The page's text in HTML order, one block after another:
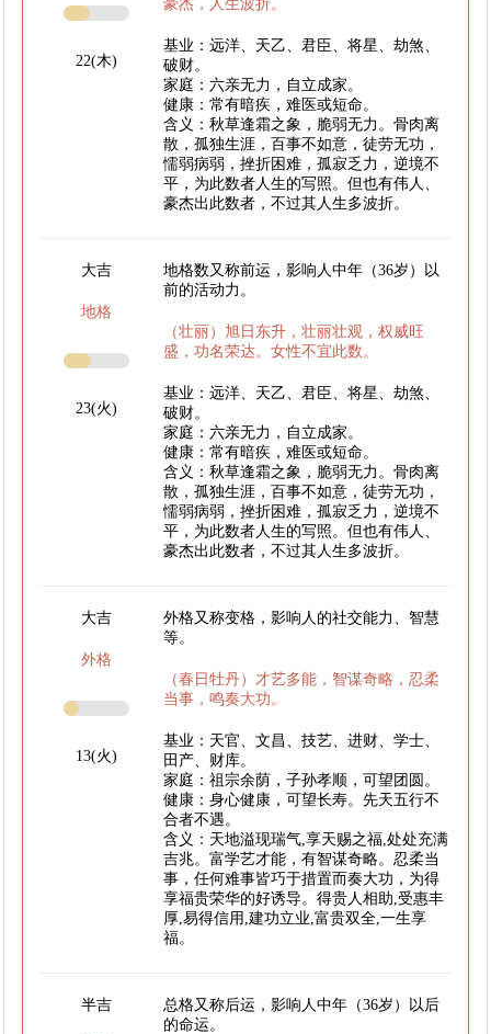
22(木)
豪杰，人生波折。
基业：远洋、天乙、君臣、将星、劫煞、
破财。
家庭：六亲无力，自立成家。
健康：常有暗疾，难医或短命。
含义：秋草逢霜之象，脆弱无力。骨肉离
散，孤独生涯，百事不如意，徒劳无功，
懦弱病弱，挫折困难，孤寂乏力，逆境不
平，为此数者人生的写照。但也有伟人、
豪杰出此数者，不过其人生多波折。
大吉
地格
23(火)
地格数又称前运，影响人中年（36岁）以
前的活动力。
（壮丽）旭日东升，壮丽壮观，权威旺
盛，功名荣达。女性不宜此数。
基业：远洋、天乙、君臣、将星、劫煞、
破财。
家庭：六亲无力，自立成家。
健康：常有暗疾，难医或短命。
含义：秋草逢霜之象，脆弱无力。骨肉离
散，孤独生涯，百事不如意，徒劳无功，
懦弱病弱，挫折困难，孤寂乏力，逆境不
平，为此数者人生的写照。但也有伟人、
豪杰出此数者，不过其人生多波折。
大吉
外格
13(火)
外格又称变格，影响人的社交能力、智慧
等。
（春日牡丹）才艺多能，智谋奇略，忍柔
当事，鸣奏大功。
基业：天官、文昌、技艺、进财、学士、
田产、财库。
家庭：祖宗余荫，子孙孝顺，可望团圆。
健康：身心健康，可望长寿。先天五行不
合者不遇。
含义：天地溢现瑞气,享天赐之福,处处充满
吉兆。富学艺才能，有智谋奇略。忍柔当
事，任何难事皆巧于措置而奏大功，为得
享福贵荣华的好诱导。得贵人相助,受惠丰
厚,易得信用,建功立业,富贵双全,一生享
福。
半吉
总格又称后运，影响人中年（36岁）以后
的命运。